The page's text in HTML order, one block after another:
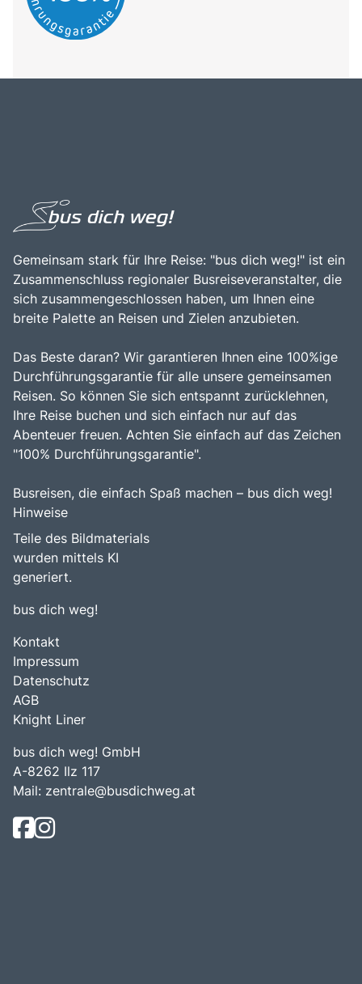
Gemeinsam stark für Ihre Reise: "bus dich weg!" ist ein
Zusammenschluss regionaler Busreiseveranstalter, die
sich zusammengeschlossen haben, um Ihnen eine
breite Palette an Reisen und Zielen anzubieten.
Das Beste daran? Wir garantieren Ihnen eine 100%ige
Durchführungsgarantie für alle unsere gemeinsamen
Reisen. So können Sie sich entspannt zurücklehnen,
Ihre Reise buchen und sich einfach nur auf das
Abenteuer freuen. Achten Sie einfach auf das Zeichen
"100% Durchführungsgarantie".
Busreisen, die einfach Spaß machen – bus dich weg!
Hinweise
Teile des Bildmaterials
wurden mittels KI
generiert.
bus dich weg!
Kontakt
Impressum
Datenschutz
AGB
Knight Liner
bus dich weg! GmbH
A-8262 Ilz 117
Mail: zentrale@busdichweg.at